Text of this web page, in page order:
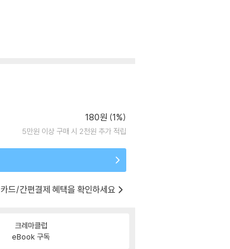
180원 (1%)
5만원 이상 구매 시 2천원 추가 적립
카드/간편결제 혜택을 확인하세요
크레마클럽
eBook 구독